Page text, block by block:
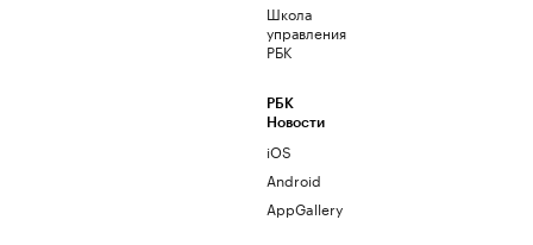
Школа
управления
РБК
РБК
Новости
iOS
Android
AppGallery